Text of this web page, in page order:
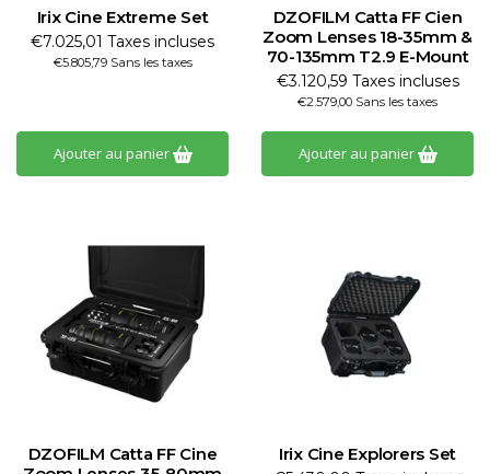
Irix Cine Extreme Set
€7.025,01 Taxes incluses
€5.805,79 Sans les taxes
Ajouter au panier
DZOFILM Catta FF Cien
Zoom Lenses 18-35mm &
70-135mm T2.9 E-Mount
€3.120,59 Taxes incluses
€2.579,00 Sans les taxes
Ajouter au panier
DZOFILM Catta FF Cine
Irix Cine Explorers Set